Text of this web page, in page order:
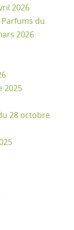
2026
du
2026
2025
28 octobre